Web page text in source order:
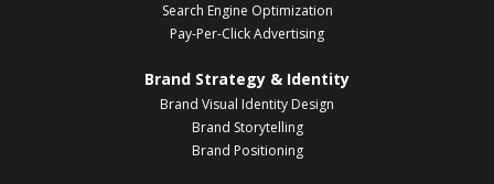
Search Engine Optimization
Pay-Per-Click Advertising
Brand Strategy & Identity
Brand Visual Identity Design
Brand Storytelling
Brand Positioning